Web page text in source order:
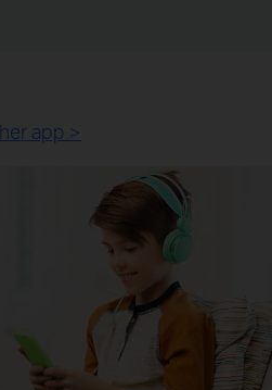
app >